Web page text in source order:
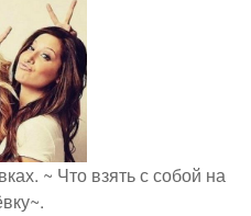
~ Что взять с собой на